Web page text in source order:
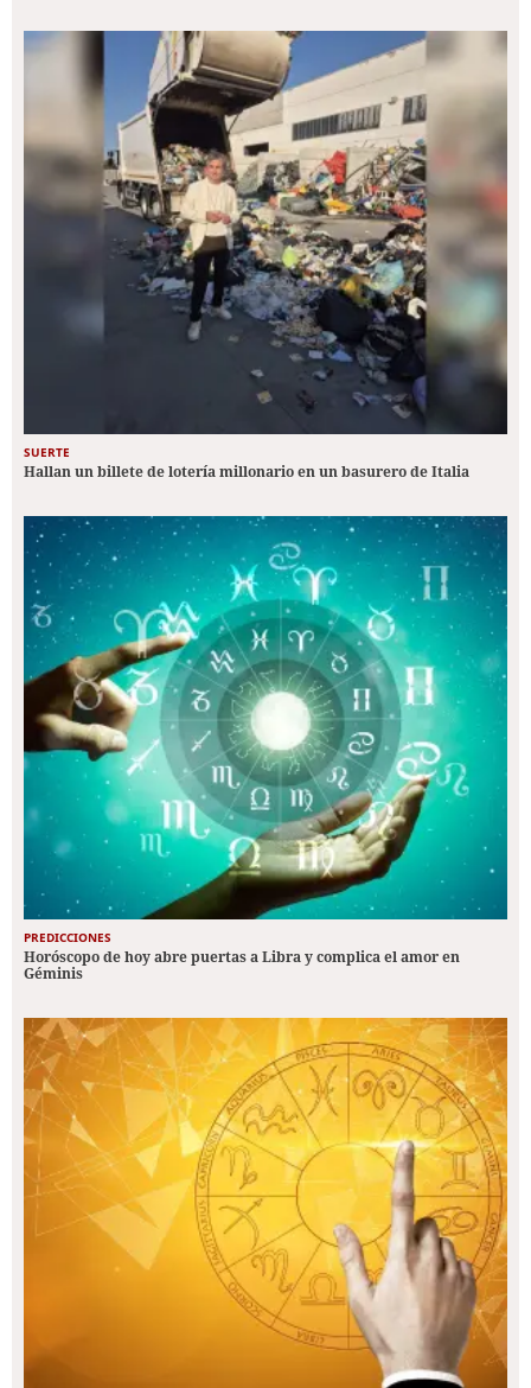
SUERTE
Hallan un billete de lotería millonario en un basurero de Italia
PREDICCIONES
Horóscopo de hoy abre puertas a Libra y complica el amor en
Géminis